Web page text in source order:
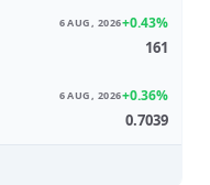
6 AUG, 2026+0.43%
161
6 AUG, 2026+0.36%
0.7039